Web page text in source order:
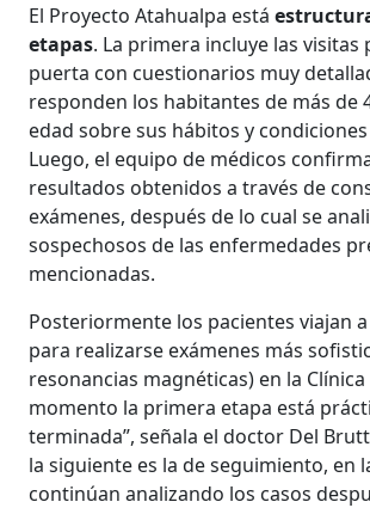
El Proyecto Atahualpa está
etapas. La primera incluye las visitas
puerta con cuestionarios muy
responden los habitantes de más de
edad sobre sus hábitos y
Luego, el equipo de médicos
resultados obtenidos a través de
exámenes, después de lo cual se
sospechosos de las enfermedades
mencionadas.
Posteriormente los pacientes viajan
para realizarse exámenes más
resonancias magnéticas) en la Clínica
momento la primera etapa está
terminada”, señala el doctor Del
la siguiente es la de seguimiento, en
continúan analizando los casos